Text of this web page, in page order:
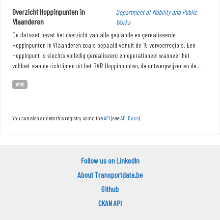
Overzicht Hoppinpunten in
Vlaanderen
Department of Mobility and Public
Works
De dataset bevat het overzicht van alle geplande en gerealiseerde
Hoppinpunten in Vlaanderen zoals bepaald vanuit de 15 vervoerregio's. Een
Hoppinpunt is slechts volledig gerealiseerd en operationeel wanneer het
voldoet aan de richtlijnen uit het BVR Hoppinpunten, de ontwerpwijzer en de...
WMS
You can also access this registry using theAPI (seeAPI Docs).
Follow us on LinkedIn
About Transportdata.be
Github
CKAN API